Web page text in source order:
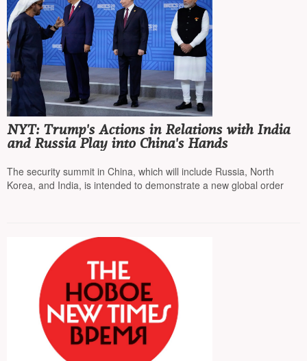
NYT: Trump's Actions in Relations with India
and Russia Play into China's Hands
The security summit in China, which will include Russia, North
Korea, and India, is intended to demonstrate a new global order